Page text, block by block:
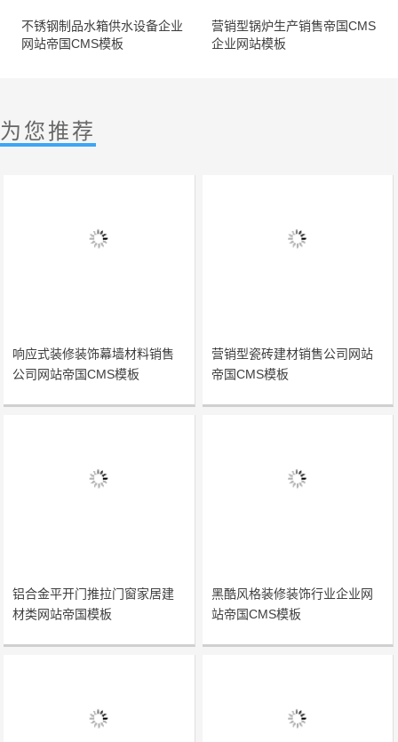
不锈钢制品水箱供水设备企业
网站帝国CMS模板
营销型锅炉生产销售帝国CMS
企业网站模板
为您推荐
响应式装修装饰幕墙材料销售
公司网站帝国CMS模板
营销型瓷砖建材销售公司网站
帝国CMS模板
铝合金平开门推拉门窗家居建
材类网站帝国模板
黑酷风格装修装饰行业企业网
站帝国CMS模板